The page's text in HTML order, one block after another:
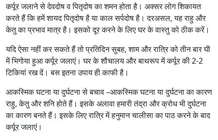
कर्पूर जलाने से देवदोष व पितृदोष का शमन होता है। अक्सर लोग शिकायत
करते हैं कि हमें शायद पितृदोष है या काल सर्पदोष है। दरअसल, यह राहु और
केतु का प्रभाव मात्र है। इसको दूर करने के लिए घर के वास्तु को ठीक करें।
यदि ऐसा नहीं कर सकते हैं तो प्रतिदिन सुबह, शाम और रात्रि को तीन बार घी
में भिगोया हुआ कर्पूर जलाएं। घर के शौचालय और बाथरूप में कर्पूर की 2-2
टिकियां रख दें। बस इतना उपाय ही काफी है।
आकस्मिक घटना या दुर्घटना से बचाव –आकस्मिक घटना या दुर्घटना का कारण
राहु, केतु और शनि होते हैं। इसके अलावा हमारी तंद्रा और क्रोध भी दुर्घटना
का कारण बनते हैं। इसके लिए रात्रि में हनुमान चालीसा का पाठ करने के बाद
कर्पूर जलाएं।